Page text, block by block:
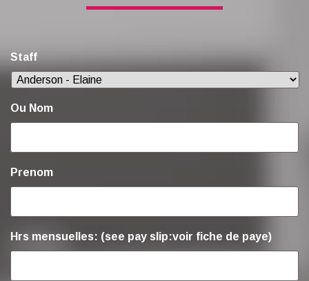
Staff
Ou Nom
Prenom
Hrs mensuelles: (see pay slip:voir fiche de paye)